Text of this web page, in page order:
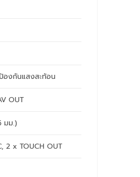
องกันแสงสะท้อน
OUT
มม.)
2 x TOUCH OUT